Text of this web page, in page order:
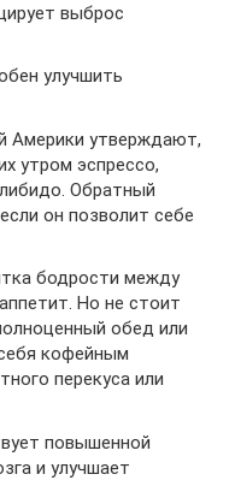
выброс
улучшить
Америки утверждают,
утром эспрессо,
Обратный
он позволит себе
бодрости между
Но не стоит
обед или
кофейным
перекуса или
повышенной
и улучшает